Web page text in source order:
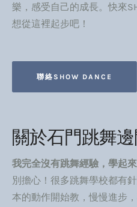
樂，感受自己的成長。快來
想從這裡起步吧！
聯絡SHOW DANCE
關於石門跳舞
我完全沒有跳舞經驗，學起
別擔心！很多跳舞學校都有
本的動作開始教，慢慢進步